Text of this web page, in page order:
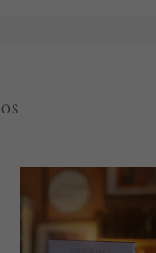
ORDENADO
ÚLTIMOS